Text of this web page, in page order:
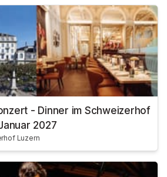
- Dinner im Schweizerhof
2027
Luzern